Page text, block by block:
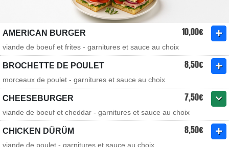
AMERICAN BURGER 10,00€
viande de boeuf et frites - garnitures et sauce au choix
BROCHETTE DE POULET 8,50€
morceaux de poulet - garnitures et sauce au choix
CHEESEBURGER 7,50€
viande de boeuf et cheddar - garnitures et sauce au choix
CHICKEN DÜRÜM 8,50€
viande de poulet - garnitures et sauce au choix